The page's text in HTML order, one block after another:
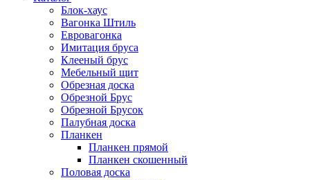
Блок-хаус
Вагонка Штиль
Евровагонка
Имитация бруса
Клееный брус
Мебельный щит
Обрезная доска
Обрезной Брус
Обрезной Брусок
Палубная доска
Планкен
Планкен прямой
Планкен скошенный
Половая доска